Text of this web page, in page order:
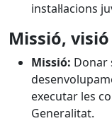
instal·lacions
Missió,
Missió: Donar
executar les
Generalitat.